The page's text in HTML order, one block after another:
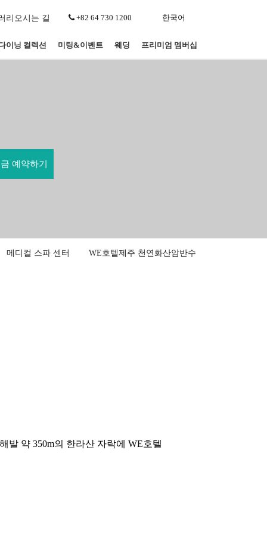
리 오시는 길 +82 64 730 1200 한국어
이닝 컬렉션 미팅&이벤트 웨딩 프리미엄 멤버십
메디컬 스파 센터 WE호텔제주 천연화산암반수
발 약 350m의 한라산 자락에 WE호텔